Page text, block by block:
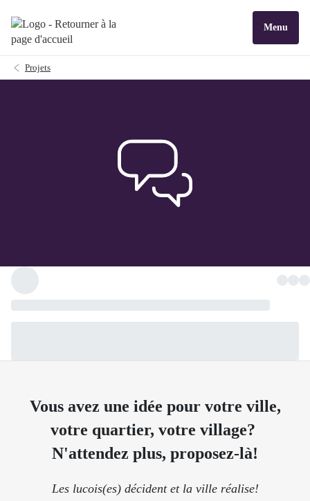
Menu
Projets
Vous avez une idée pour votre ville,
votre quartier, votre village?
N'attendez plus, proposez-là!
Les lucois(es) décident et la ville réalise!